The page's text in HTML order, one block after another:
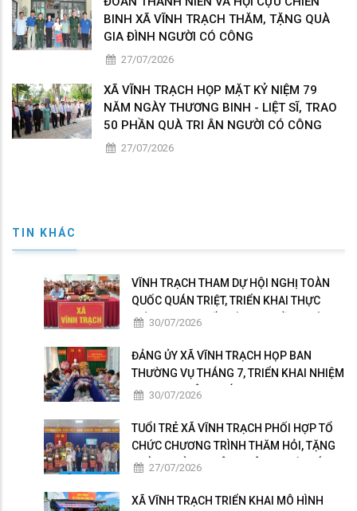
BINH XÃ VĨNH TRẠCH THĂM, TẶNG QUÀ
GIA ĐÌNH NGƯỜI CÓ CÔNG
27/07/2026
XÃ VĨNH TRẠCH HỌP MẶT KỶ NIỆM 79
NĂM NGÀY THƯƠNG BINH - LIỆT SĨ, TRAO
50 PHẦN QUÀ TRI ÂN NGƯỜI CÓ CÔNG
27/07/2026
TIN KHÁC
VĨNH TRẠCH THAM DỰ HỘI NGHỊ TOÀN
QUỐC QUÁN TRIỆT, TRIỂN KHAI THỰC
HIỆN NGHỊ QUYẾT HỘI NGHỊ LẦN THỨ BA
KHÓA XIV
30/07/2026
ĐẢNG ỦY XÃ VĨNH TRẠCH HỌP BAN
THƯỜNG VỤ THÁNG 7, TRIỂN KHAI NHIỆM
VỤ TRỌNG TÂM THÁNG 8
30/07/2026
TUỔI TRẺ XÃ VĨNH TRẠCH PHỐI HỢP TỔ
CHỨC CHƯƠNG TRÌNH THĂM HỎI, TẶNG
QUÀ GIA ĐÌNH THÂN NHÂN NGƯỜI CÓ
27/07/2026
XÃ VĨNH TRẠCH TRIỂN KHAI MÔ HÌNH